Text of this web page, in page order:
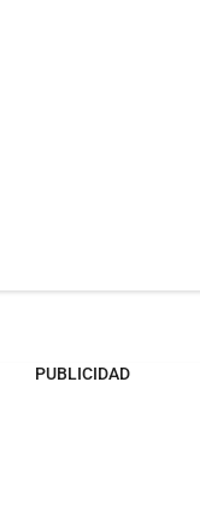
PUBLICIDAD